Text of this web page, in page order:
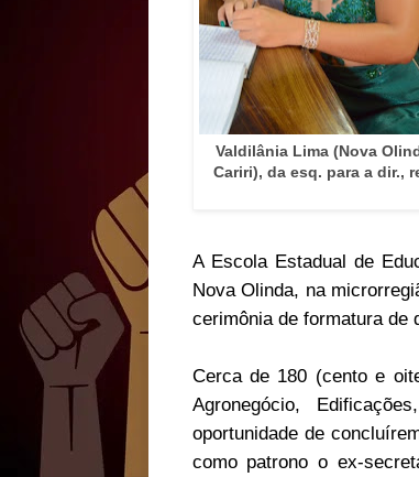
Valdilânia Lima (Nova
Cariri), da esq. para a dir.,
A Escola Estadual de
Nova Olinda, na
cerimônia de formatura de
Cerca de 180 (cento e
Agronegócio,
oportunidade de
como patrono o ex-